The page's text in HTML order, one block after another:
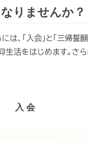
りませんか？
、「入会」と「三帰誓
活をはじめます。さら
入 会